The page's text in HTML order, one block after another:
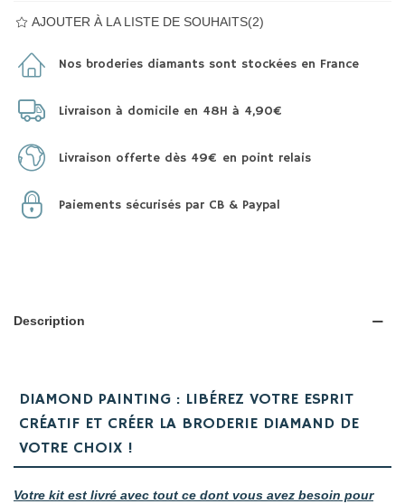
AJOUTER À LA LISTE DE SOUHAITS(2)
Nos broderies diamants sont stockées en France
Livraison à domicile en 48H à 4,90€
Livraison offerte dès 49€ en point relais
Paiements sécurisés par CB & Paypal
Description
DIAMOND PAINTING : LIBÉREZ VOTRE ESPRIT
CRÉATIF ET CRÉER LA BRODERIE DIAMAND DE
VOTRE CHOIX !
Votre kit est livré avec tout ce dont vous avez besoin pour